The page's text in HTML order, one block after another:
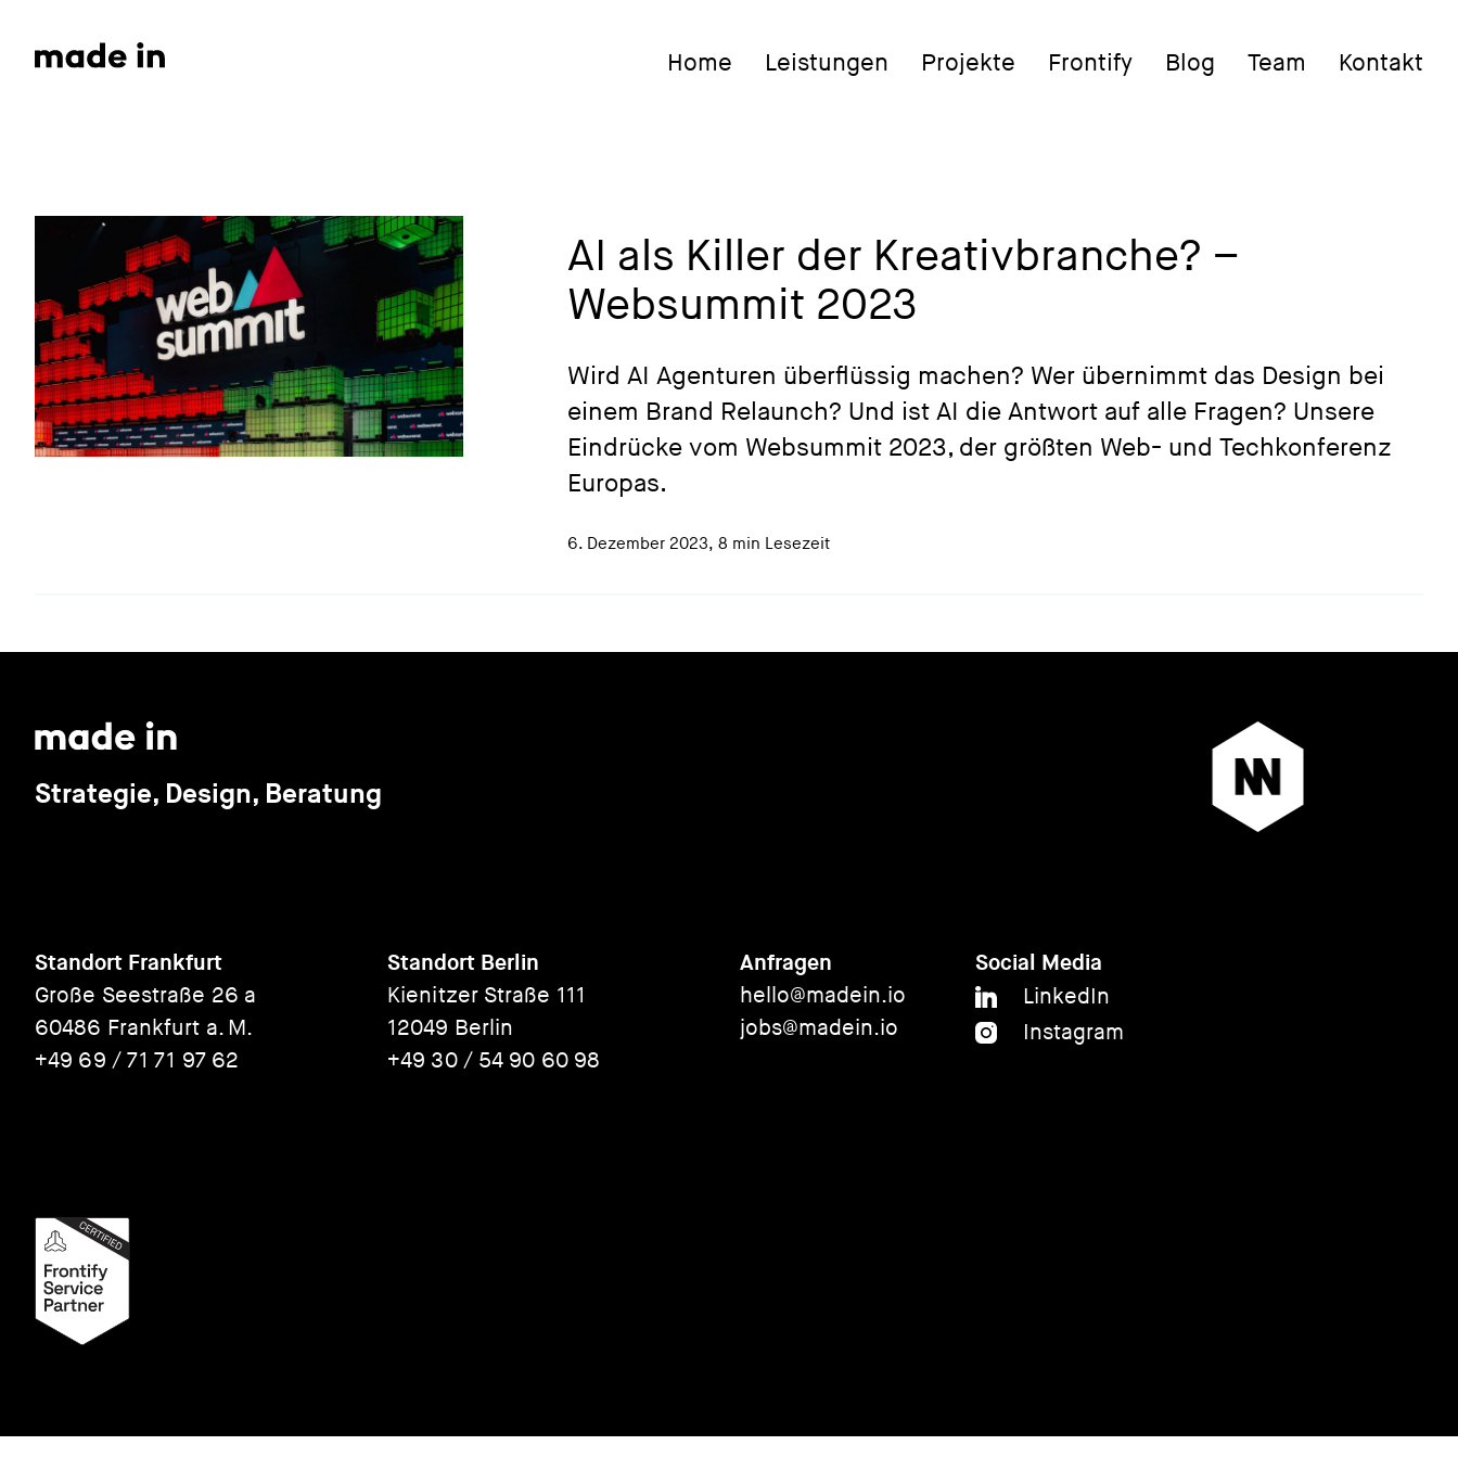
Home Leistungen Projekte Frontify Blog Team Kontakt
AI als Killer der Kreativbranche? –
Websummit 2023
Wird AI Agenturen überflüssig machen? Wer übernimmt das Design bei
einem Brand Relaunch? Und ist AI die Antwort auf alle Fragen? Unsere
Eindrücke vom Websummit 2023, der größten Web- und Techkonferenz
Europas.
6. Dezember 2023, 8 min Lesezeit
Strategie, Design, Beratung
Standort Frankfurt
Große Seestraße 26 a
60486 Frankfurt a. M.
+49 69 / 71 71 97 62
Standort Berlin
Kienitzer Straße 111
12049 Berlin
+49 30 / 54 90 60 98
Anfragen
hello@madein.io
jobs@madein.io
Social Media
LinkedIn
Instagram